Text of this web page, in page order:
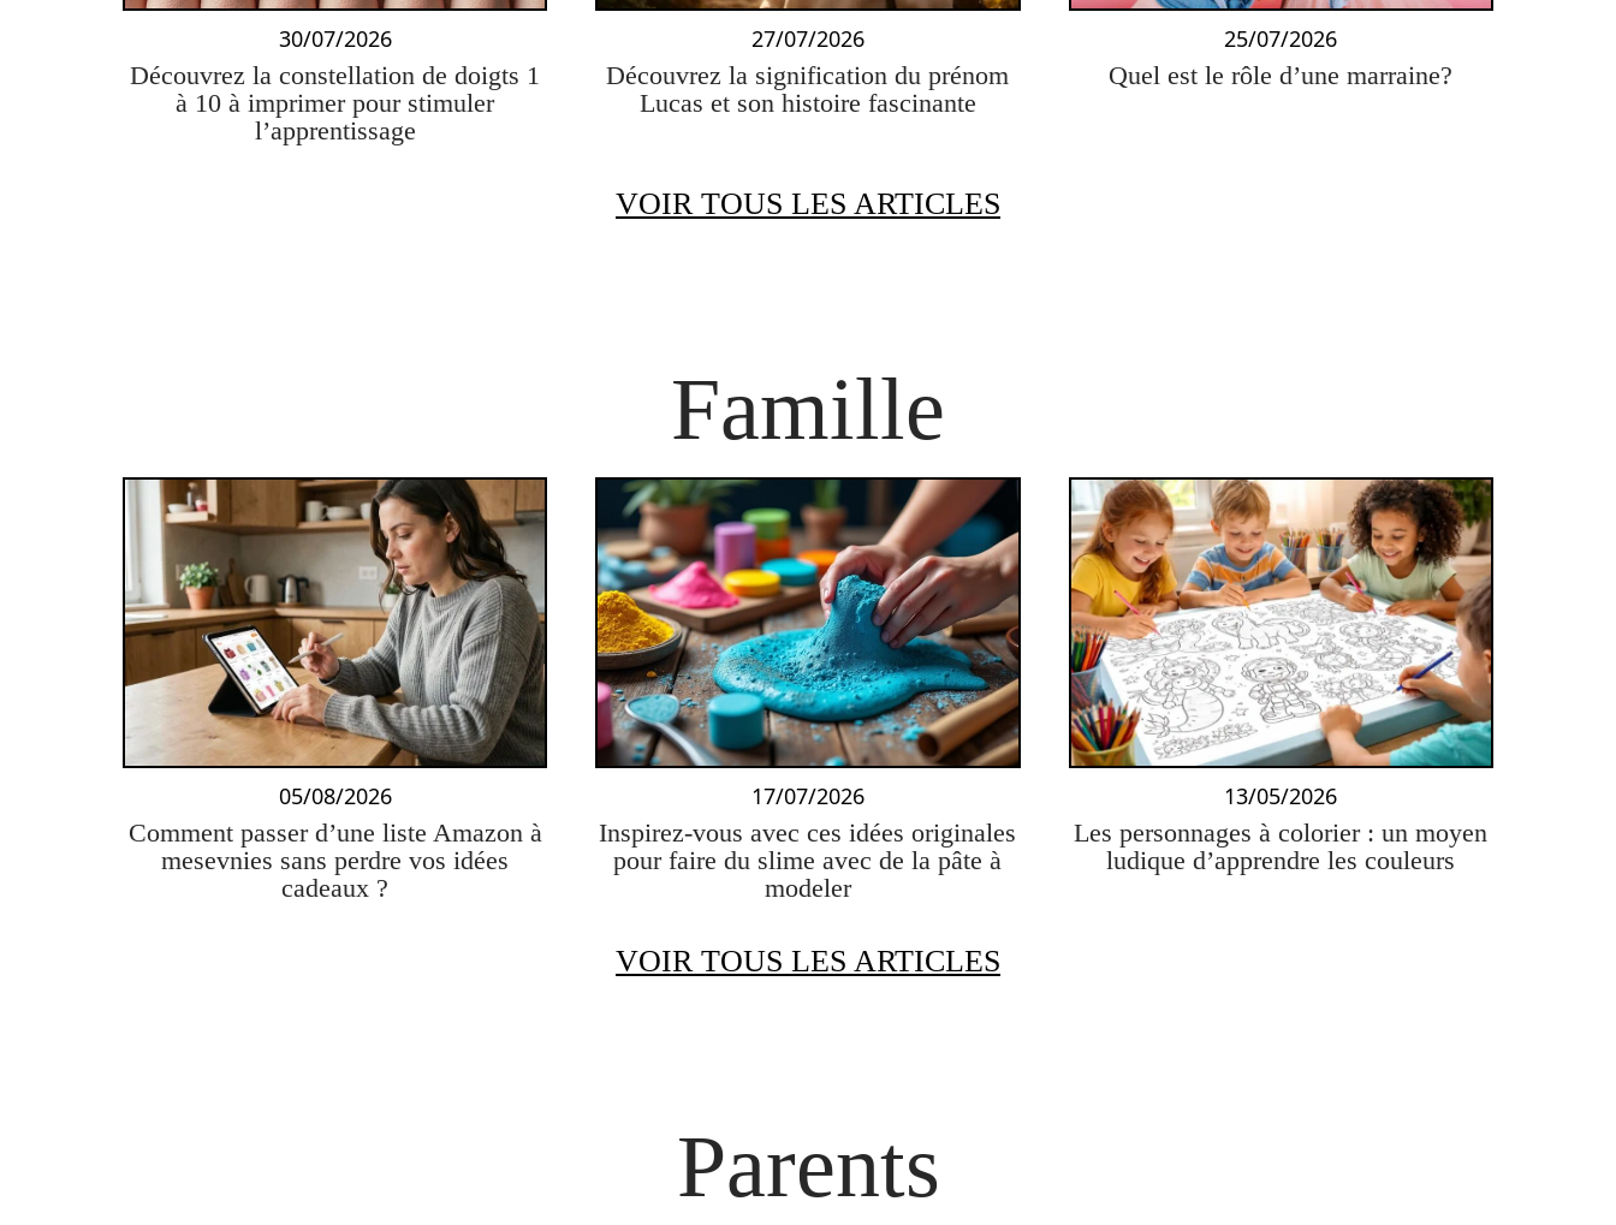
30/07/2026
Découvrez la constellation de doigts 1
à 10 à imprimer pour stimuler
l’apprentissage
27/07/2026
Découvrez la signification du prénom
Lucas et son histoire fascinante
25/07/2026
Quel est le rôle d’une marraine?
VOIR TOUS LES ARTICLES
Famille
05/08/2026
Comment passer d’une liste Amazon à
mesevnies sans perdre vos idées
cadeaux ?
17/07/2026
Inspirez-vous avec ces idées originales
pour faire du slime avec de la pâte à
modeler
13/05/2026
Les personnages à colorier : un moyen
ludique d’apprendre les couleurs
VOIR TOUS LES ARTICLES
Parents